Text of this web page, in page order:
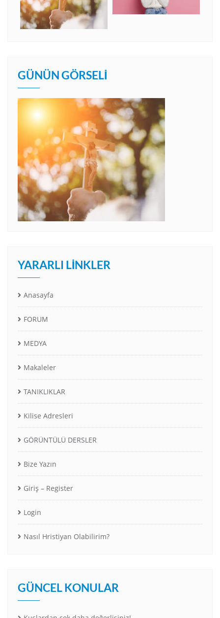
GÜNÜN GÖRSELI
YARARLI LINKLER
Anasayfa
FORUM
MEDYA
Makaleler
TANIKLIKLAR
Kilise Adresleri
GÖRÜNTÜLÜ DERSLER
Bize Yazın
Giriş – Register
Login
Nasıl Hristiyan Olabilirim?
GÜNCEL KONULAR